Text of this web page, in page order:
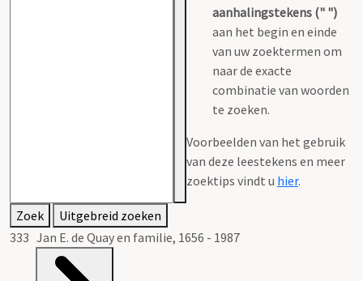
aanhalingstekens (" ")
aan het begin en einde
van uw zoektermen om
naar de exacte
combinatie van woorden
te zoeken.
Voorbeelden van het gebruik
van deze leestekens en meer
zoektips vindt u hier.
Zoek
Uitgebreid zoeken
333 Jan E. de Quay en familie, 1656 - 1987